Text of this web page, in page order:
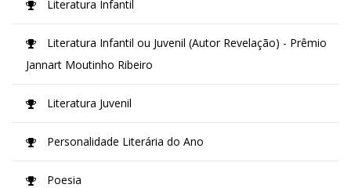
Literatura Infantil
Literatura Infantil ou Juvenil (Autor Revelação) - Prêmio
Jannart Moutinho Ribeiro
Literatura Juvenil
Personalidade Literária do Ano
Poesia